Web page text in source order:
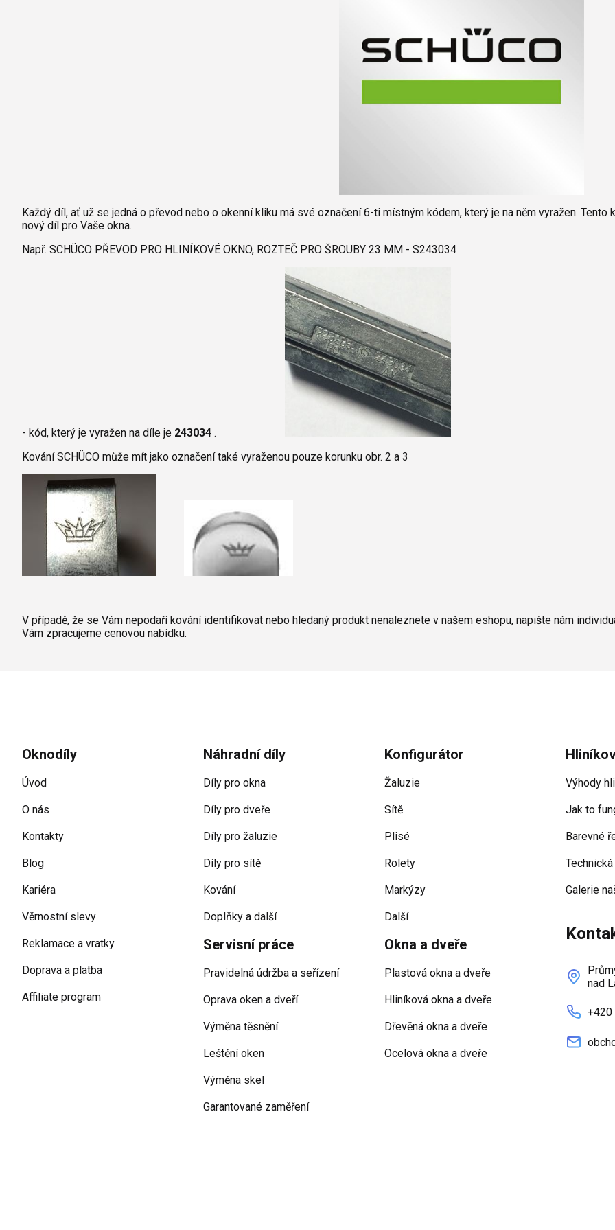
Každý díl, ať už se jedná o převod nebo o okenní kliku má své označení 6-ti místným kódem, který je na něm vyražen.
nový díl pro Vaše okna.
Např. SCHÜCO PŘEVOD PRO HLINÍKOVÉ OKNO, ROZTEČ PRO ŠROUBY 23 MM - S243034
- kód, který je vyražen na díle je 243034 .
Kování SCHÜCO může mít jako označení také vyraženou pouze korunku obr. 2 a 3
V případě, že se Vám nepodaří kování identifikovat nebo hledaný produkt nenaleznete v našem eshopu, napište nám
Vám zpracujeme cenovou nabídku.
Zápatí
Oknodíly
Úvod
O nás
Kontakty
Blog
Kariéra
Věrnostní slevy
Reklamace a vratky
Doprava a platba
Affiliate program
Náhradní díly
Díly pro okna
Díly pro dveře
Díly pro žaluzie
Díly pro sítě
Kování
Doplňky a další
Servisní práce
Pravidelná údržba a seřízení
Oprava oken a dveří
Výměna těsnění
Leštění oken
Výměna skel
Garantované zaměření
Konfigurátor
Žaluzie
Sítě
Plisé
Rolety
Markýzy
Další
Okna a dveře
Plastová okna a dveře
Hliníková okna a dveře
Dřevěná okna a dveře
Ocelová okna a dveře
Výhody
Jak to
Barevné
Galerie
nad
+420